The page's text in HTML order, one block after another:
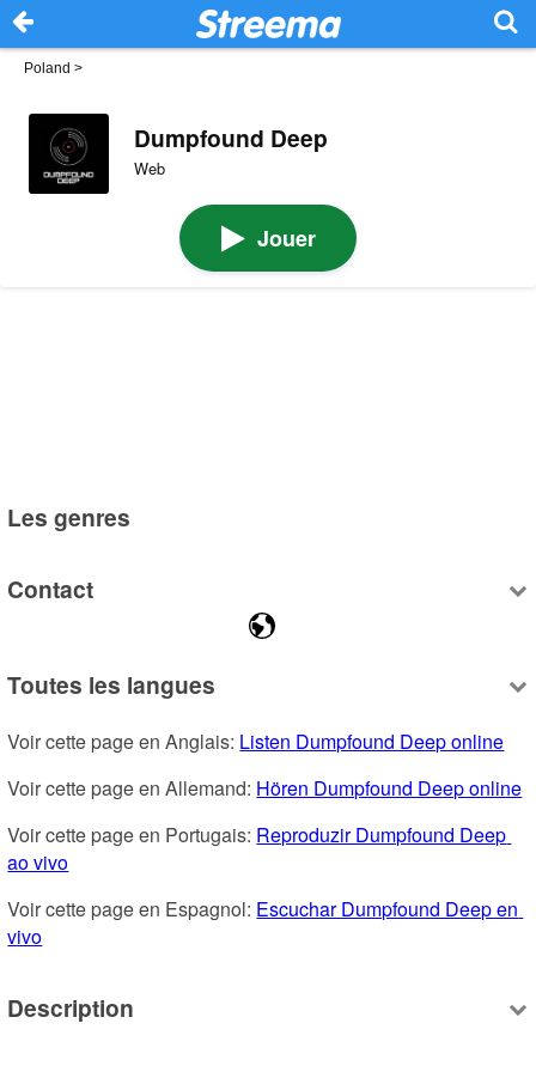
Poland >
Dumpfound Deep
Web
Jouer
Les genres
Contact
Toutes les langues
Voir cette page en Anglais: Listen Dumpfound Deep online
Voir cette page en Allemand: Hören Dumpfound Deep online
Voir cette page en Portugais: Reproduzir Dumpfound Deep
ao vivo
Voir cette page en Espagnol: Escuchar Dumpfound Deep en
vivo
Description